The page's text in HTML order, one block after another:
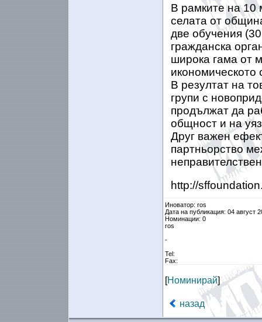
В рамките на 10
селата от
две обучения
гражданска
широка гама от
В резултат на
групи с
продължат да
общност и на
Друг важен
партньорство
http://
Иноватор: ros
Дата на публикация: 04 август
Номинации: 0
ros
-
Tel:
Fax:
[Номинирай]
назад